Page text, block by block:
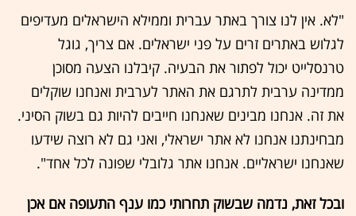
"לא. אין לנו צורך באתר עברית וממילא הישראלים מעדיפים
לגלוש באתרים זרים על פני ישראלים. אם צריך, גוגל
טרנסלייט יכול לפתור את הבעיה. קיבלנו הצעה מסוכן
ממדינה ערבית לתרגם את האתר לערבית ואנחנו שוקלים
את זה. אנחנו מבינים שאנחנו חייבים להיות גם בשוק הסיני.
מבחינתנו אנחנו לא אתר ישראלי, ואני גם לא רוצה שידעו
שאנחנו ישראליים. אנחנו אתר גלובלי שפונה לכל אחד".
ובכל זאת, נדמה שבשוק תחרותי כמו ענף התעופה אם אכן